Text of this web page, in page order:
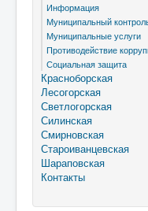
Информация
Муниципальный
Муниципальные услуги
Противодействие
Социальная защита
Красноборская
Лесогорская
Светлогорская
Силинская
Смирновская
Староиванцевская
Шараповская
Контакты